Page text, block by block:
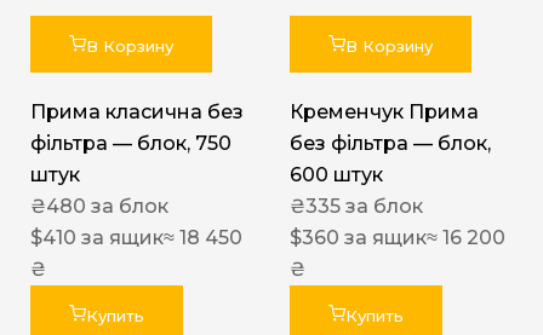
В Корзину
Прима класична без
фільтра — блок, 750
штук
₴480 за блок
$410 за ящик≈ 18 450
₴
Купить
В Корзину
Кременчук Прима
без фільтра — блок,
600 штук
₴335 за блок
$360 за ящик≈ 16 200
₴
Купить